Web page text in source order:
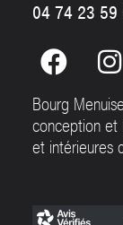
04 74 23 59
Bourg
conception et
et intérieures